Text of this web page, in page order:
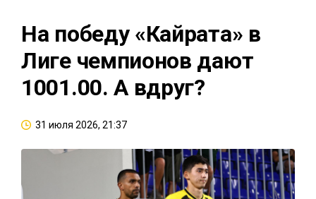
На победу «Кайрата» в
Лиге чемпионов дают
1001.00. А вдруг?
31 июля 2026, 21:37